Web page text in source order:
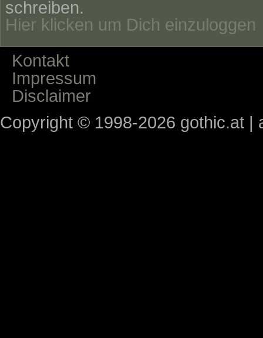
schreiben.
Hier klicken um Dich einzuloggen
Kontakt
Impressum
Disclaimer
Copyright © 1998-2026 gothic.at |